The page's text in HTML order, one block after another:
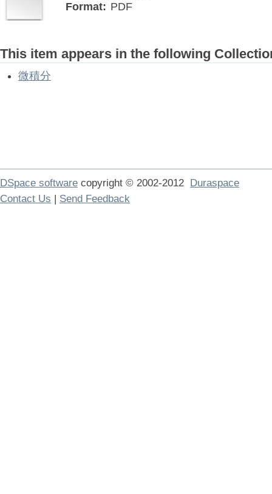
Format: PDF
This item appears in the following
微積分
DSpace software copyright © 2002-2012 Duraspace
Contact Us | Send Feedback